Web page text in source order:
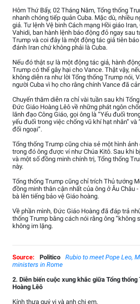
Hôm Thứ Bẩy, 02 Tháng Năm, Tổng thống
nhanh chóng tiếp quản Cuba. Mặc dù, nhiều
giả. Tư lệnh Vệ binh Cách mạng Hồi giáo
Vahidi, ban hành lệnh báo động đỏ ngay sau
Trump và coi đây là một động tác giả tiên
đánh Iran chứ không phải là Cuba.
Nếu đó thật sự là một động tác giả, hành
Trump có thể gây hại cho Vance. Thật vậy,
không diễn ra như lời Tổng thống Trump nói,
người Cuba vì họ cho rằng chính Vance đã
Chuyến thăm diễn ra chỉ vài tuần sau khi
Đức Giáo Hoàng Lêô về những phát ngôn
lãnh đạo Công Giáo, gọi ông là “Yếu đuối
yếu đuối trong việc chống vũ khí hạt nhân”
đối ngoại”.
Tổng thống Trump cũng chia sẻ một hình ảnh
trong đó ông được ví như Chúa Kitô. Sau khi
và một số đồng minh chính trị, Tổng thống
này.
Tổng thống Trump cũng chỉ trích Thủ tướng
đồng minh thân cận nhất của ông ở Âu Châu
bà lên tiếng bảo vệ Giáo hoàng.
Về phần mình, Đức Giáo Hoàng đã đáp trả
thống Trump bằng cách nói rằng ông “không
không im lặng.
Source: Politico
Rubio to meet Pope Leo,
ministers in Rome
2. Diễn biến cuộc xung khắc giữa Tổng
Hoàng Lêô
Kính thưa quý vị và anh chị em,